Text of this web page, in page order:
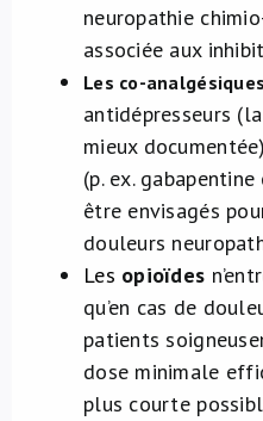
neuropathie
associée aux
Les co-analgésiques
antidépresseurs
mieux
(p. ex.
être envisagés
douleurs
Les opioïdes
qu’en cas de
patients
dose minimale
plus courte